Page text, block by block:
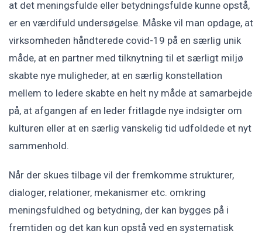
at det meningsfulde eller betydningsfulde kunne opstå,
er en værdifuld undersøgelse. Måske vil man opdage, at
virksomheden håndterede covid-19 på en særlig unik
måde, at en partner med tilknytning til et særligt miljø
skabte nye muligheder, at en særlig konstellation
mellem to ledere skabte en helt ny måde at samarbejde
på, at afgangen af en leder fritlagde nye indsigter om
kulturen eller at en særlig vanskelig tid udfoldede et nyt
sammenhold.
Når der skues tilbage vil der fremkomme strukturer,
dialoger, relationer, mekanismer etc. omkring
meningsfuldhed og betydning, der kan bygges på i
fremtiden og det kan kun opstå ved en systematisk